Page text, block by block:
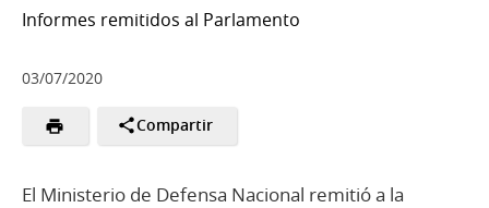
Informes remitidos al Parlamento
03/07/2020
Compartir
El Ministerio de Defensa Nacional remitió a la